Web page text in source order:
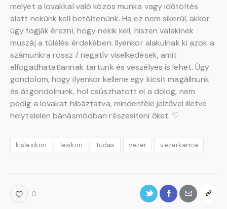
melyet a lovakkal való közös munka vagy időtöltés
alatt nekünk kell betöltenünk. Ha ez nem sikerül, akkor
úgy fogják érezni, hogy nekik kell, hiszen valakinek
muszáj a túlélés érdekében. Ilyenkor alakulnak ki azok a
számunkra rossz / negatív viselkedések, amit
elfogadhatatlannak tartunk és veszélyes is lehet. Úgy
gondolom, hogy ilyenkor kellene egy kicsit magállnunk
és átgondolnunk, hol csúszhatott el a dolog, nem
pedig a lovakat hibáztatva, mindenféle jelzővel illetve
helytelelen bánásmódban részesíteni őket. ♡
kislexikon lexikon tudas vezer vezerkanca
0